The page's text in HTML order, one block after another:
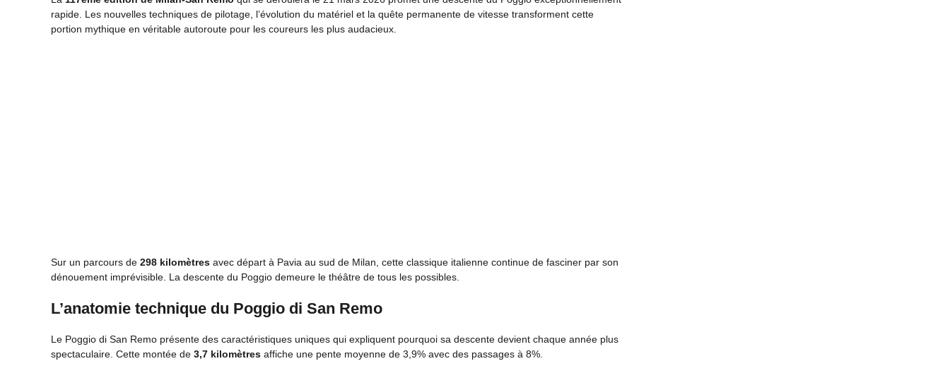
rapide. Les nouvelles techniques de pilotage, l’évolution du matériel et la quête permanente de vitesse transforment cette
portion mythique en véritable autoroute pour les coureurs les plus audacieux.
Sur un parcours de 298 kilomètres avec départ à Pavia au sud de Milan, cette classique italienne continue de fasciner par son
dénouement imprévisible. La descente du Poggio demeure le théâtre de tous les possibles.
L’anatomie technique du Poggio di San Remo
Le Poggio di San Remo présente des caractéristiques uniques qui expliquent pourquoi sa descente devient chaque année plus
spectaculaire. Cette montée de 3,7 kilomètres affiche une pente moyenne de 3,9% avec des passages à 8%.